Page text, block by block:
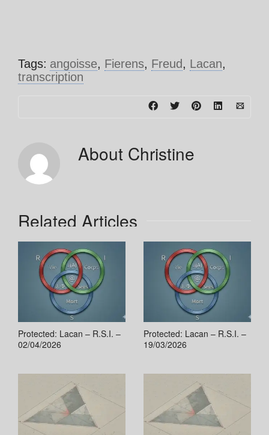
Tags: angoisse, Fierens, Freud, Lacan,
transcription
About Christine
Related Articles
Protected: Lacan – R.S.I. –
02/04/2026
Protected: Lacan – R.S.I. –
19/03/2026